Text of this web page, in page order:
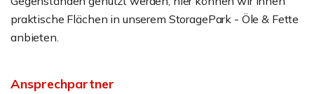
praktische Flächen in unserem StoragePark - Öle & Fette
anbieten.
Ansprechpartner